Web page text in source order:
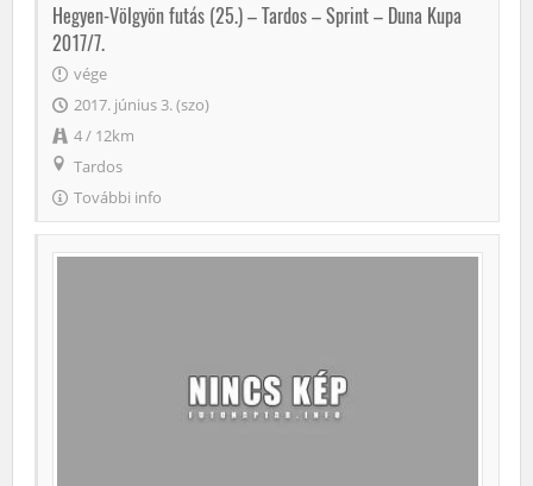
Hegyen-Völgyön futás (25.) – Tardos – Sprint – Duna Kupa
2017/7.
vége
2017. június 3. (szo)
4 / 12km
Tardos
További info